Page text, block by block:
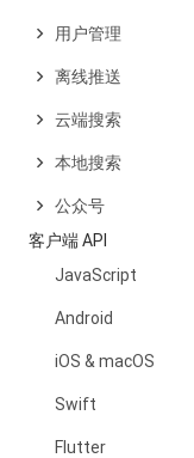
用户管理
离线推送
云端搜索
本地搜索
公众号
客户端 API
JavaScript
Android
iOS & macOS
Swift
Flutter